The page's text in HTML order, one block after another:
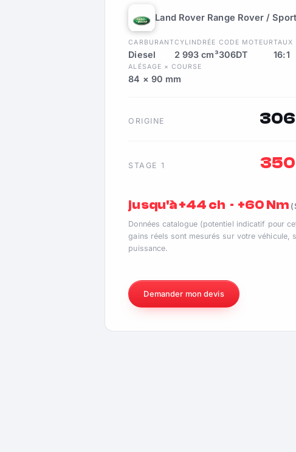
Land Rover Range Rover /
CARBURANT
Diesel
CYLINDRÉE
2 993 cm³
CODE MOTEUR
306DT
TAUX
16:1
ALÉSAGE × COURSE
84 × 90 mm
ORIGINE 306
STAGE 1 350
jusqu'à +44 ch · +60 Nm
Données catalogue (potentiel indicatif pour
gains réels sont mesurés sur votre véhicule,
puissance.
Demander mon devis